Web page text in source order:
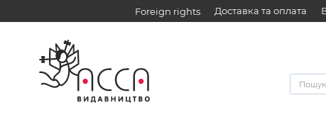
Foreign rights Доставка та оплата